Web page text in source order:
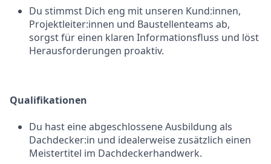
Du stimmst Dich eng mit unseren Kund:innen,
Projektleiter:innen und Baustellenteams ab,
sorgst für einen klaren Informationsfluss und löst
Herausforderungen proaktiv.
Qualifikationen
Du hast eine abgeschlossene Ausbildung als
Dachdecker:in und idealerweise zusätzlich einen
Meistertitel im Dachdeckerhandwerk.